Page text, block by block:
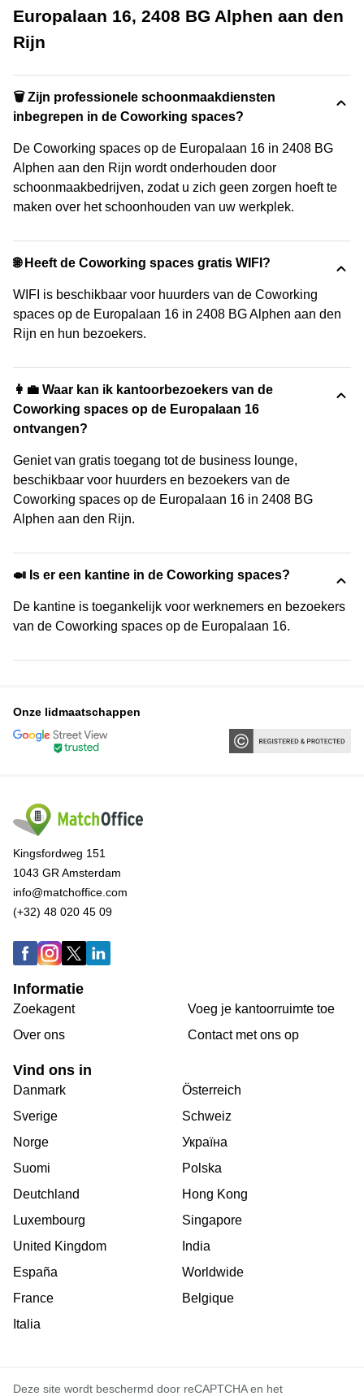
Europalaan 16, 2408 BG Alphen aan den
Rijn
🗑 Zijn professionele schoonmaakdiensten
inbegrepen in de Coworking spaces?
De Coworking spaces op de Europalaan 16 in 2408 BG
Alphen aan den Rijn wordt onderhouden door
schoonmaakbedrijven, zodat u zich geen zorgen hoeft te
maken over het schoonhouden van uw werkplek.
🌐 Heeft de Coworking spaces gratis WIFI?
WIFI is beschikbaar voor huurders van de Coworking
spaces op de Europalaan 16 in 2408 BG Alphen aan den
Rijn en hun bezoekers.
👩‍💼 Waar kan ik kantoorbezoekers van de
Coworking spaces op de Europalaan 16
ontvangen?
Geniet van gratis toegang tot de business lounge,
beschikbaar voor huurders en bezoekers van de
Coworking spaces op de Europalaan 16 in 2408 BG
Alphen aan den Rijn.
🍛 Is er een kantine in de Coworking spaces?
De kantine is toegankelijk voor werknemers en bezoekers
van de Coworking spaces op de Europalaan 16.
Onze lidmaatschappen
Kingsfordweg 151
1043 GR Amsterdam
info@matchoffice.com
(+32) 48 020 45 09
Informatie
Zoekagent
Over ons
Voeg je kantoorruimte toe
Сontact met ons op
Vind ons in
Danmark
Sverige
Norge
Suomi
Deutchland
Luxembourg
United Kingdom
España
France
Italia
Österreich
Schweiz
Україна
Polska
Hong Kong
Singapore
India
Worldwide
Belgique
Deze site wordt beschermd door reCAPTCHA en het